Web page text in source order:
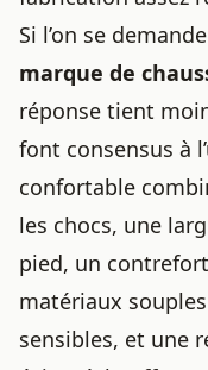
Si l’on se demande
marque de
réponse tient
font consensus à
confortable
les chocs, une
pied, un
matériaux
sensibles, et une